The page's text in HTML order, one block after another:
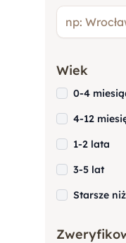
Wiek
0-4
4-12
1-2 lata
3-5 lat
Starsze